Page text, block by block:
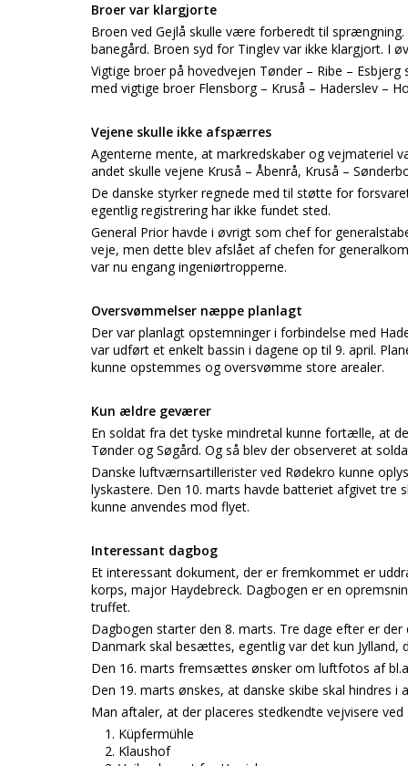
Broer var klargjorte
Broen ved Gejlå skulle være forberedt til
banegård. Broen syd for Tinglev var ikke klargjort. I
Vigtige broer på hovedvejen Tønder – Ribe –
med vigtige broer Flensborg – Kruså – Haderslev –
Vejene skulle ikke afspærres
Agenterne mente, at markredskaber og vejmateriel
andet skulle vejene Kruså – Åbenrå, Kruså –
De danske styrker regnede med til støtte for
egentlig registrering har ikke fundet sted.
General Prior havde i øvrigt som chef for
veje, men dette blev afslået af chefen for
var nu engang ingeniørtropperne.
Oversvømmelser næppe planlagt
Der var planlagt opstemninger i forbindelse med
var udført et enkelt bassin i dagene op til 9. april.
kunne opstemmes og oversvømme store arealer.
Kun ældre geværer
En soldat fra det tyske mindretal kunne fortælle, at
Tønder og Søgård. Og så blev der observeret at
Danske luftværnsartillerister ved Rødekro kunne
lyskastere. Den 10. marts havde batteriet afgivet tre
kunne anvendes mod flyet.
Interessant dagbog
Et interessant dokument, der er fremkommet er
korps, major Haydebreck. Dagbogen er en
truffet.
Dagbogen starter den 8. marts. Tre dage efter er
Danmark skal besættes, egentlig var det kun Jylland,
Den 16. marts fremsættes ønsker om luftfotos af
Den 19. marts ønskes, at danske skibe skal hindres i
Man aftaler, at der placeres stedkendte vejvisere ved
Küpfermühle
Klaushof